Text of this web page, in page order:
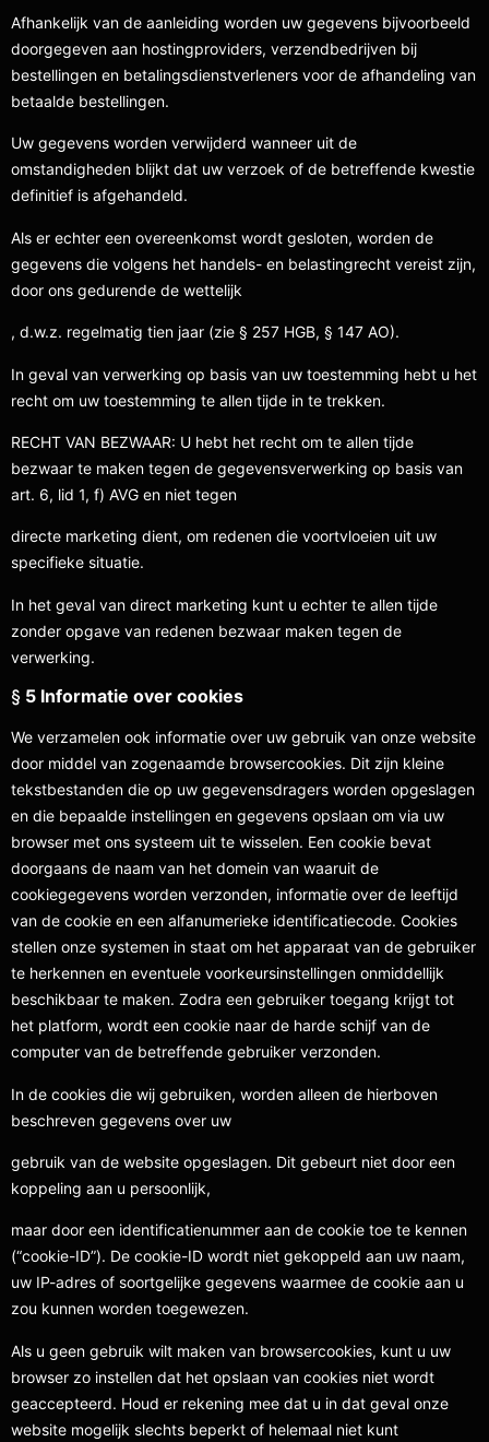
Afhankelijk van de aanleiding worden uw gegevens bijvoorbeeld
doorgegeven aan hostingproviders, verzendbedrijven bij
bestellingen en betalingsdienstverleners voor de afhandeling van
betaalde bestellingen.
Uw gegevens worden verwijderd wanneer uit de
omstandigheden blijkt dat uw verzoek of de betreffende kwestie
definitief is afgehandeld.
Als er echter een overeenkomst wordt gesloten, worden de
gegevens die volgens het handels- en belastingrecht vereist zijn,
door ons gedurende de wettelijk
, d.w.z. regelmatig tien jaar (zie § 257 HGB, § 147 AO).
In geval van verwerking op basis van uw toestemming hebt u het
recht om uw toestemming te allen tijde in te trekken.
RECHT VAN BEZWAAR: U hebt het recht om te allen tijde
bezwaar te maken tegen de gegevensverwerking op basis van
art. 6, lid 1, f) AVG en niet tegen
directe marketing dient, om redenen die voortvloeien uit uw
specifieke situatie.
In het geval van direct marketing kunt u echter te allen tijde
zonder opgave van redenen bezwaar maken tegen de
verwerking.
§ 5 Informatie over cookies
We verzamelen ook informatie over uw gebruik van onze website
door middel van zogenaamde browsercookies. Dit zijn kleine
tekstbestanden die op uw gegevensdragers worden opgeslagen
en die bepaalde instellingen en gegevens opslaan om via uw
browser met ons systeem uit te wisselen. Een cookie bevat
doorgaans de naam van het domein van waaruit de
cookiegegevens worden verzonden, informatie over de leeftijd
van de cookie en een alfanumerieke identificatiecode. Cookies
stellen onze systemen in staat om het apparaat van de gebruiker
te herkennen en eventuele voorkeursinstellingen onmiddellijk
beschikbaar te maken. Zodra een gebruiker toegang krijgt tot
het platform, wordt een cookie naar de harde schijf van de
computer van de betreffende gebruiker verzonden.
In de cookies die wij gebruiken, worden alleen de hierboven
beschreven gegevens over uw
gebruik van de website opgeslagen. Dit gebeurt niet door een
koppeling aan u persoonlijk,
maar door een identificatienummer aan de cookie toe te kennen
(“cookie-ID”). De cookie-ID wordt niet gekoppeld aan uw naam,
uw IP-adres of soortgelijke gegevens waarmee de cookie aan u
zou kunnen worden toegewezen.
Als u geen gebruik wilt maken van browsercookies, kunt u uw
browser zo instellen dat het opslaan van cookies niet wordt
geaccepteerd. Houd er rekening mee dat u in dat geval onze
website mogelijk slechts beperkt of helemaal niet kunt